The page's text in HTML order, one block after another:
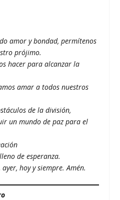
amor y bondad, permítenos
prójimo.
hacer para alcanzar la
amar a todos nuestros
de la división,
un mundo de paz para el
de esperanza.
hoy y siempre. Amén.